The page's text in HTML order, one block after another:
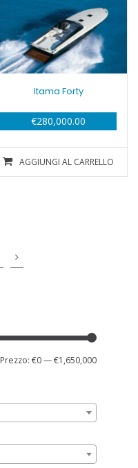
Itama Forty
€280,000.00
AGGIUNGI AL CARRELLO
Prezzo
Prezzo
Prezzo: €0—€1,650,000